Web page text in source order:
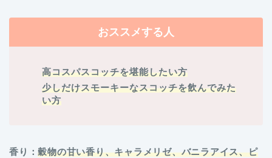
おススメする人
高コスパスコッチを堪能したい方
少しだけスモーキーなスコッチを飲んでみた
い方
香り：穀物の甘い香り、キャラメリゼ、バニラアイス、ピ